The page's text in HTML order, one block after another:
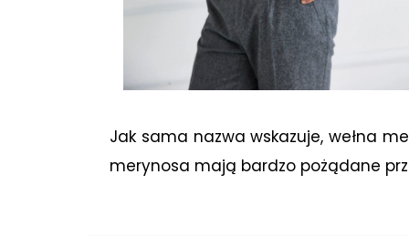
Jak sama nazwa wskazuje, wełna
merynosa mają bardzo pożądane